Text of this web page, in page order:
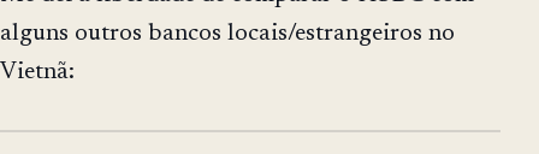
alguns outros bancos locais/estrangeiros no
Vietnã: